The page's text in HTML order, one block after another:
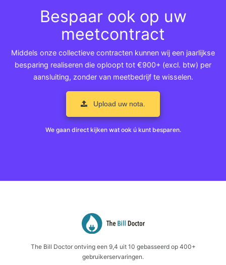
Bespaar ook op uw
meetcontract
Middels onze collectieve contracten kunnen wij een jaarlijkse
besparing realiseren die oploopt tot €900+ (excl. btw) per
aansluiting, zonder van meetbedrijf te wisselen.
Upload uw nota.
We gaan direct kijken wat ook ú kunt besparen.
The Bill Doctorontving een 9,4 uit 10 gebasseerd op 400+
gebruikerservaringen.